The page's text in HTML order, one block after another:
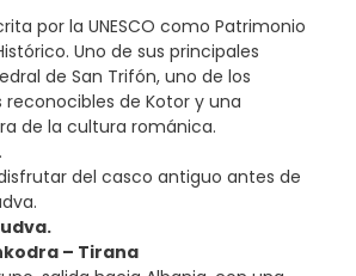
por la UNESCO como Patrimonio
Uno de sus principales
de San Trifón, uno de los
de Kotor y una
de la cultura románica.
del casco antiguo antes de
– Tirana